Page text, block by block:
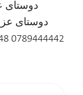
دوستای